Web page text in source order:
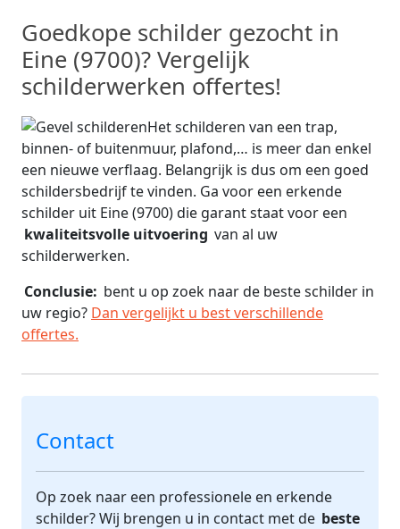
Goedkope schilder gezocht in
Eine (9700)? Vergelijk
schilderwerken offertes!
Het schilderen van een trap,
binnen- of buitenmuur, plafond,… is meer dan enkel
een nieuwe verflaag. Belangrijk is dus om een goed
schildersbedrijf te vinden. Ga voor een erkende
schilder uit Eine (9700) die garant staat voor een
kwaliteitsvolle uitvoering van al uw
schilderwerken.
Conclusie: bent u op zoek naar de beste schilder in
uw regio? Dan vergelijkt u best verschillende
offertes.
Contact
Op zoek naar een professionele en erkende
schilder? Wij brengen u in contact met de beste